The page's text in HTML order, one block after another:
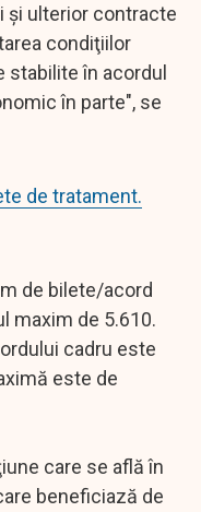
şi ulterior contracte
condiţiilor
stabilite în acordul
în parte", se
de tratament.
de bilete/acord
maxim de 5.610.
cadru este
este de
care se află în
beneficiază de